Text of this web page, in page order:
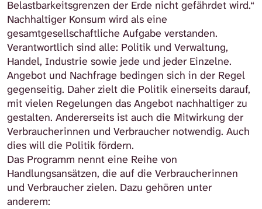
Belastbarkeitsgrenzen der Erde nicht gefährdet wird.“
Nachhaltiger Konsum wird als eine
gesamtgesellschaftliche Aufgabe verstanden.
Verantwortlich sind alle: Politik und Verwaltung,
Handel, Industrie sowie jede und jeder Einzelne.
Angebot und Nachfrage bedingen sich in der Regel
gegenseitig. Daher zielt die Politik einerseits darauf,
mit vielen Regelungen das Angebot nachhaltiger zu
gestalten. Andererseits ist auch die Mitwirkung der
Verbraucherinnen und Verbraucher notwendig. Auch
dies will die Politik fördern.
Das Programm nennt eine Reihe von
Handlungsansätzen, die auf die Verbraucherinnen
und Verbraucher zielen. Dazu gehören unter
anderem: